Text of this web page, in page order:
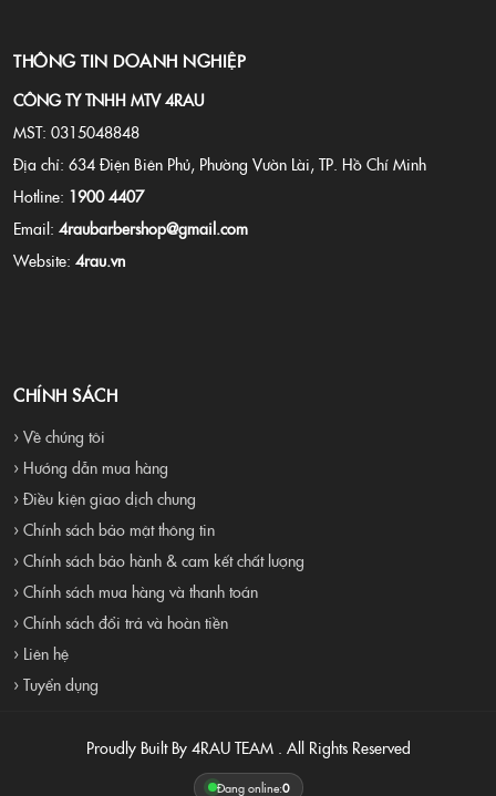
THÔNG TIN DOANH NGHIỆP
CÔNG TY TNHH MTV 4RAU
MST: 0315048848
Địa chỉ: 634 Điện Biên Phủ, Phường Vườn Lài, TP. Hồ Chí Minh
Hotline: 1900 4407
Email: 4raubarbershop@gmail.com
Website: 4rau.vn
CHÍNH SÁCH
› Về chúng tôi
› Hướng dẫn mua hàng
› Điều kiện giao dịch chung
› Chính sách bảo mật thông tin
› Chính sách bảo hành & cam kết chất lượng
› Chính sách mua hàng và thanh toán
› Chính sách đổi trả và hoàn tiền
› Liên hệ
› Tuyển dụng
Proudly Built By 4RAU TEAM . All Rights Reserved
Đang online:0